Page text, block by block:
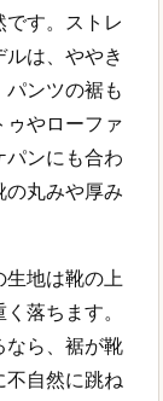
です。ストレ
は、ややき
パンツの裾も
ゥやローファ
パンにも合わ
の丸みや厚み
地は靴の上
落ちます。
なら、裾が靴
不自然に跳ね